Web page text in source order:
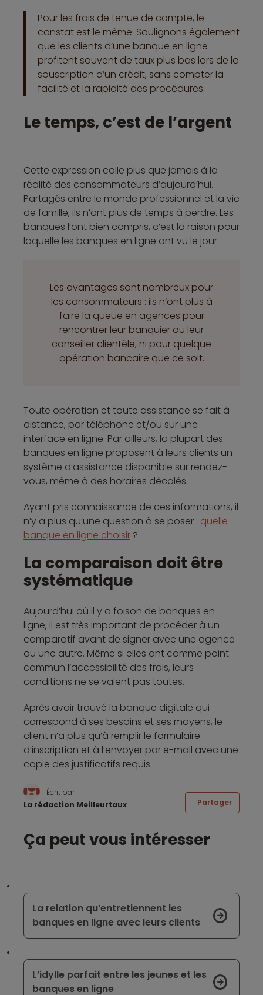
Pour les frais de tenue de compte, le
constat est le même. Soulignons également
que les clients d’une banque en ligne
profitent souvent de taux plus bas lors de la
souscription d’un crédit, sans compter la
facilité et la rapidité des procédures.
Le temps, c’est de l’argent
Cette expression colle plus que jamais à la
réalité des consommateurs d’aujourd’hui.
Partagés entre le monde professionnel et la vie
de famille, ils n’ont plus de temps à perdre. Les
banques l’ont bien compris, c’est la raison pour
laquelle les banques en ligne ont vu le jour.
Les avantages sont nombreux pour
les consommateurs : ils n’ont plus à
faire la queue en agences pour
rencontrer leur banquier ou leur
conseiller clientèle, ni pour quelque
opération bancaire que ce soit.
Toute opération et toute assistance se fait à
distance, par téléphone et/ou sur une
interface en ligne. Par ailleurs, la plupart des
banques en ligne proposent à leurs clients un
système d’assistance disponible sur rendez-
vous, même à des horaires décalés.
Ayant pris connaissance de ces informations, il
n’y a plus qu’une question à se poser : quelle
banque en ligne choisir ?
La comparaison doit être
systématique
Aujourd’hui où il y a foison de banques en
ligne, il est très important de procéder à un
comparatif avant de signer avec une agence
ou une autre. Même si elles ont comme point
commun l’accessibilité des frais, leurs
conditions ne se valent pas toutes.
Après avoir trouvé la banque digitale qui
correspond à ses besoins et ses moyens, le
client n’a plus qu’à remplir le formulaire
d’inscription et à l’envoyer par e-mail avec une
copie des justificatifs requis.
Écrit par
La rédaction Meilleurtaux
Partager
Ça peut vous intéresser
La relation qu’entretiennent les
banques en ligne avec leurs clients
L’idylle parfait entre les jeunes et les
banques en ligne